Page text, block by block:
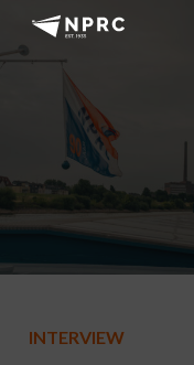
INTERVIEW